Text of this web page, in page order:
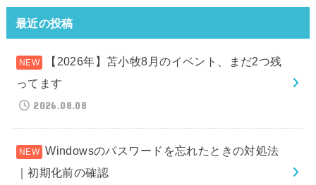
最近の投稿
【2026年】苫小牧8月のイベント、まだ2つ残
ってます
2026.08.08
Windowsのパスワードを忘れたときの対処法
｜初期化前の確認